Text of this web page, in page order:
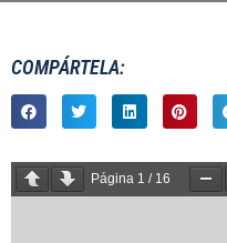
COMPÁRTELA:
Página 1 / 16